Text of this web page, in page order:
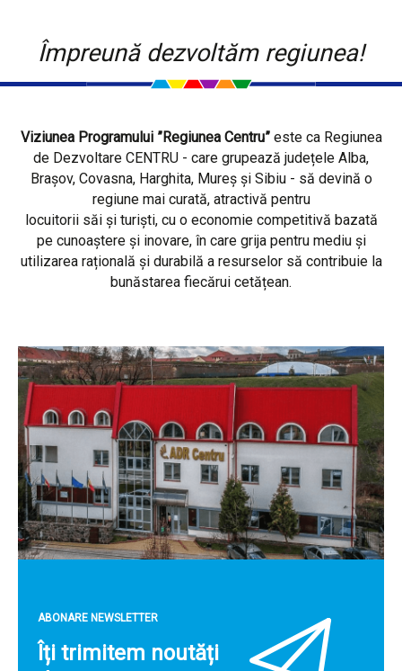
Împreună dezvoltăm regiunea!
Viziunea Programului ”Regiunea Centru”este ca Regiunea
de Dezvoltare CENTRU - care grupează județele Alba,
Brașov, Covasna, Harghita, Mureș și Sibiu - să devină o
regiune mai curată, atractivă pentru
locuitorii săi și turiști, cu o economie competitivă bazată
pe cunoaștere și inovare, în care grija pentru mediu și
utilizarea rațională și durabilă a resurselor să contribuie la
bunăstarea fiecărui cetățean.
ABONARE NEWSLETTER
Îți trimitem noutăți